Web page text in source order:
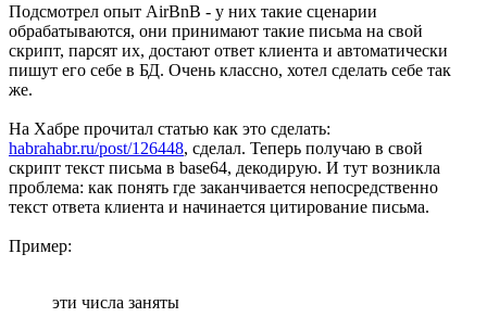
Подсмотрел опыт AirBnB - у них такие сценарии
обрабатываются, они принимают такие письма на свой
скрипт, парсят их, достают ответ клиента и автоматически
пишут его себе в БД. Очень классно, хотел сделать себе так
же.
На Хабре прочитал статью как это сделать:
habrahabr.ru/post/126448, сделал. Теперь получаю в свой
скрипт текст письма в base64, декодирую. И тут возникла
проблема: как понять где заканчивается непосредственно
текст ответа клиента и начинается цитирование письма.
Пример:
эти числа заняты